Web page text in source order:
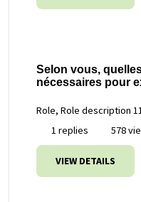
Selon vous,
nécessaires pour
Role, Role description
1 replies
578
VIEW DETAILS